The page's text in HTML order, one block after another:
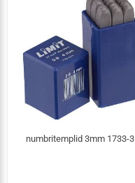
numbritemplid 3mm 1733-3